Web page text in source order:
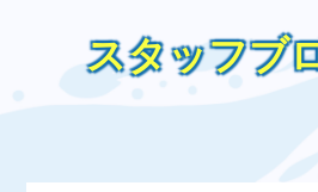
スタッフブ